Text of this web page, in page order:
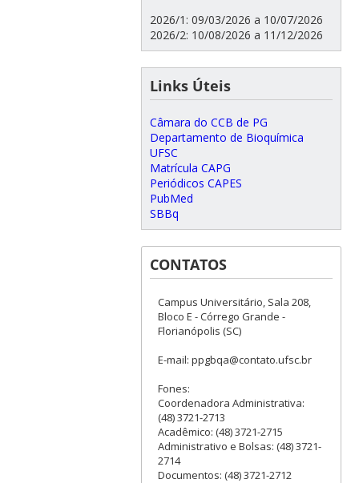
2026/1: 09/03/2026 a 10/07/2026
2026/2: 10/08/2026 a 11/12/2026
Links Úteis
Câmara do CCB de PG
Departamento de Bioquímica
UFSC
Matrícula CAPG
Periódicos CAPES
PubMed
SBBq
CONTATOS
Campus Universitário, Sala 208,
Bloco E - Córrego Grande -
Florianópolis (SC)
E-mail: ppgbqa@contato.ufsc.br
Fones:
Coordenadora Administrativa:
(48) 3721-2713
Acadêmico: (48) 3721-2715
Administrativo e Bolsas: (48) 3721-
2714
Documentos: (48) 3721-2712